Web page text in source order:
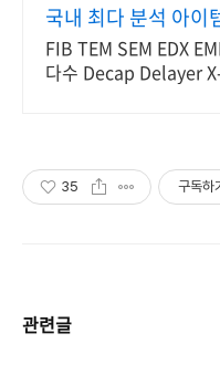
국내 최다 분석 아이
FIB TEM SEM EDX
다수 Decap Delayer
35 구독하
관련글